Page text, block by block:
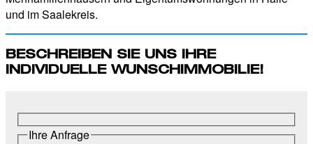
und im Saalekreis.
BESCHREIBEN SIE UNS IHRE
INDIVIDUELLE WUNSCHIMMOBILIE!
Ihre Anfrage